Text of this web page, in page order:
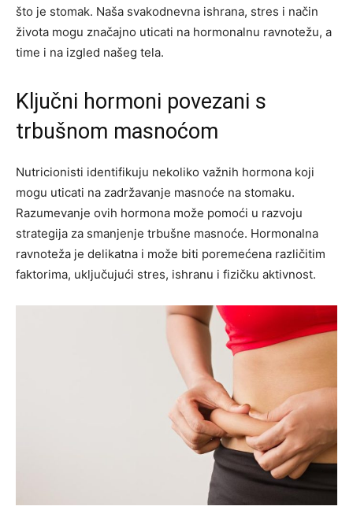
što je stomak. Naša svakodnevna ishrana, stres i način
života mogu značajno uticati na hormonalnu ravnotežu, a
time i na izgled našeg tela.
Ključni hormoni povezani s
trbušnom masnoćom
Nutricionisti identifikuju nekoliko važnih hormona koji
mogu uticati na zadržavanje masnoće na stomaku.
Razumevanje ovih hormona može pomoći u razvoju
strategija za smanjenje trbušne masnoće. Hormonalna
ravnoteža je delikatna i može biti poremećena različitim
faktorima, uključujući stres, ishranu i fizičku aktivnost.